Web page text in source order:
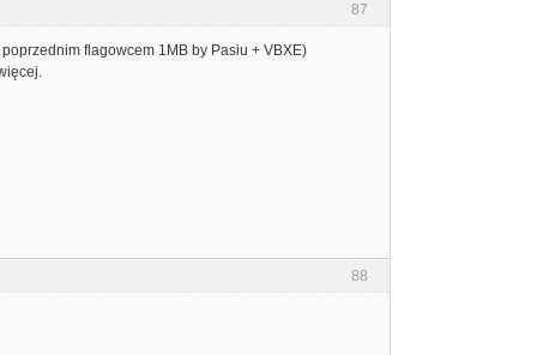
87
flagowcem 1MB by Pasiu + VBXE)
88